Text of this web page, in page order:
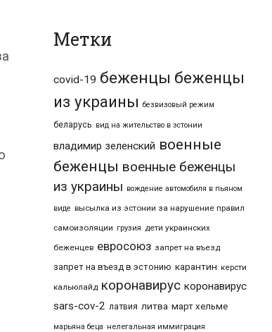
Метки
covid-19 беженцы беженцы
из украины безвизовый режим
беларусь вид на жительство в эстонии
владимир зеленский военные
беженцы военные беженцы
из украины вождение автомобиля в пьяном
виде высылка из эстонии за нарушение правил
самоизоляции грузия дети украинских
беженцев евросоюз запрет на въезд
запрет на въезд в эстонию карантин керсти
кальюлайд коронавирус коронавирус
sars-cov-2 латвия литва март хельме
марьяна беца нелегальная иммиграция